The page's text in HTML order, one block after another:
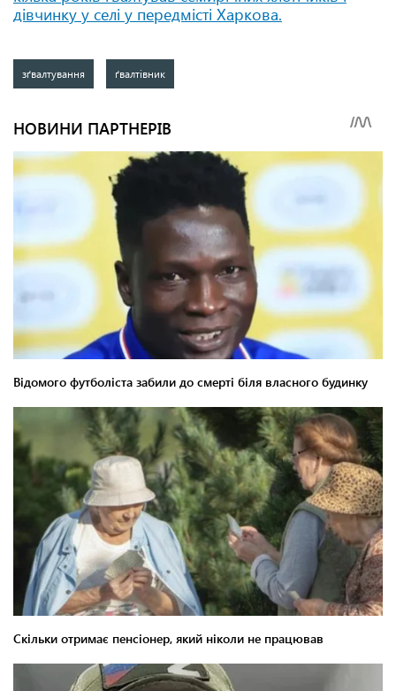
дівчинку у селі у передмісті Харкова.
зґвалтування ґвалтівник